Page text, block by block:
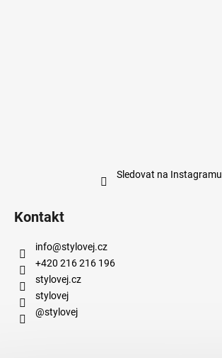
Sledovat na Instagramu
Kontakt
info@stylovej.cz
+420 216 216 196
stylovej.cz
stylovej
@stylovej